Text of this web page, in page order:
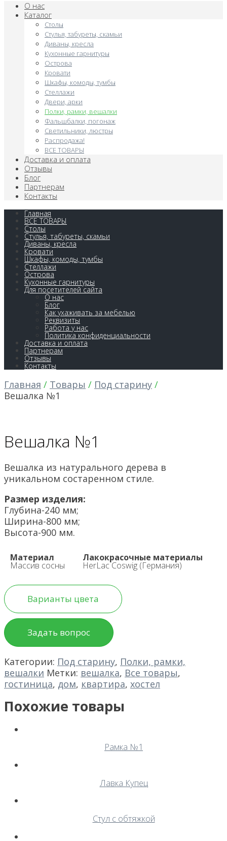
О нас
Каталог
Столы
Стулья, табуреты, скамьи
Диваны, кресла
Кухонные гарнитуры
Острова
Кровати
Шкафы, комоды, тумбы
Стеллажи
Двери, арки
Полки, рамки, вешалки
Фальшбалки, погонаж
Светильники, люстры
Распродажа!
ВСЕ ТОВАРЫ
Доставка и оплата
Отзывы
Блог
Партнерам
Контакты
Главная
ВСЕ ТОВАРЫ
Столы
Стулья, табуреты, скамьи
Диваны, кресла
Кровати
Шкафы, комоды, тумбы
Стеллажи
Острова
Кухонные гарнитуры
Для посетителей сайта
О нас
Блог
Как ухаживать за мебелью
Реквизиты
Работа у нас
Политика конфиденциальности
Доставка и оплата
Партнерам
Отзывы
Контакты
Главная / Товары / Под старину /
Вешалка №1
Вешалка №1
Вешалка из натурального дерева в
уникальном состаренном стиле.
Размер изделия:
Глубина-240 мм;
Ширина-800 мм;
Высота-900 мм.
Материал
Массив сосны
Лакокрасочные материалы
HerLac Coswig (Германия)
Варианты цвета
Задать вопрос
Категории: Под старину, Полки, рамки,
вешалки Метки: вешалка, Все товары,
гостиница, дом, квартира, хостел
Похожие товары
Рамка №1
Лавка Купец
Стул с обтяжкой